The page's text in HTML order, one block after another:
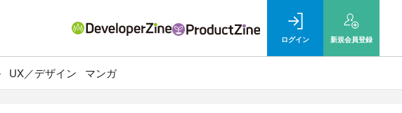
ログイン 新規会員登録
UX／デザイン マンガ